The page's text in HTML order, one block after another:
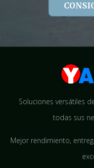
Soluciones versátiles
todas sus
Mejor rendimiento,